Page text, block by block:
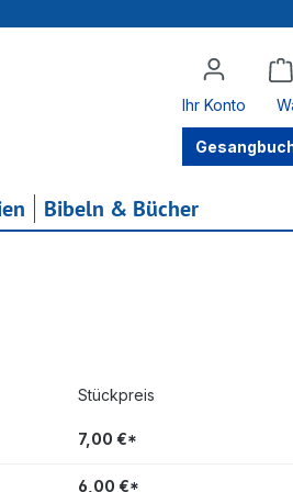
Ihr Konto
Bibeln & Bücher
Stückpreis
7,00 €*
6,00 €*